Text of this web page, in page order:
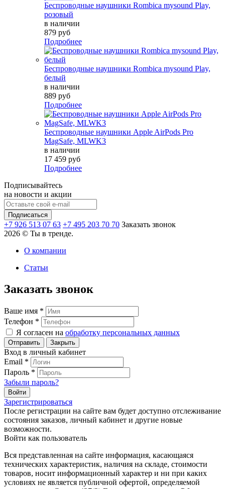
Беспроводные наушники Rombica mysound Play,
розовый
в наличии
879 руб
Подробнее
Беспроводные наушники Rombica mysound Play,
белый
в наличии
889 руб
Подробнее
Беспроводные наушники Apple AirPods Pro
MagSafe, MLWK3
в наличии
17 459 руб
Подробнее
Подписывайтесь
на новости и акции
+7 926 513 07 63 +7 495 203 70 70 Заказать звонок
2026 © Ты в тренде.
О компании
Статьи
Заказать звонок
Ваше имя *
Телефон *
Я согласен на обработку персональных данных
Закрыть
Вход в личный кабинет
Email *
Пароль *
Забыли пароль?
Зарегистрироваться
После регистрации на сайте вам будет доступно отслеживание
состояния заказов, личный кабинет и другие новые
возможности.
Войти как пользователь
Вся представленная на сайте информация, касающаяся
технических характеристик, наличия на складе, стоимости
товаров, носит информационный характер и ни при каких
условиях не является публичной офертой, определяемой